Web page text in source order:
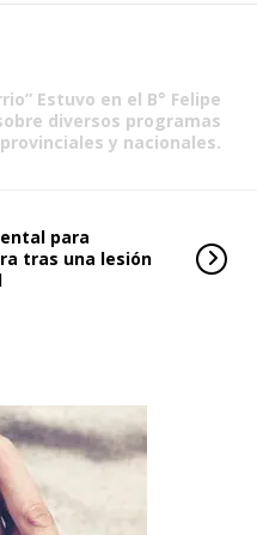
Estuvo en el B° Felipe
diversos programas
provinciales y nacionales.
para
tras una lesión